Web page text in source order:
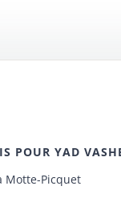
POUR YAD
Motte-Picquet